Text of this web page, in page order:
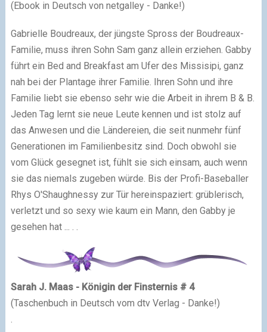
(Ebook in Deutsch von netgalley - Danke!)
Gabrielle Boudreaux, der jüngste Spross der Boudreaux-
Familie, muss ihren Sohn Sam ganz allein erziehen. Gabby
führt ein Bed and Breakfast am Ufer des Missisipi, ganz
nah bei der Plantage ihrer Familie. Ihren Sohn und ihre
Familie liebt sie ebenso sehr wie die Arbeit in ihrem B & B.
Jeden Tag lernt sie neue Leute kennen und ist stolz auf
das Anwesen und die Ländereien, die seit nunmehr fünf
Generationen im Familienbesitz sind. Doch obwohl sie
vom Glück gesegnet ist, fühlt sie sich einsam, auch wenn
sie das niemals zugeben würde. Bis der Profi-Baseballer
Rhys O'Shaughnessy zur Tür hereinspaziert: grüblerisch,
verletzt und so sexy wie kaum ein Mann, den Gabby je
gesehen hat ... . .
Sarah J. Maas - Königin der Finsternis # 4
(Taschenbuch in Deutsch vom dtv Verlag - Danke!)
.